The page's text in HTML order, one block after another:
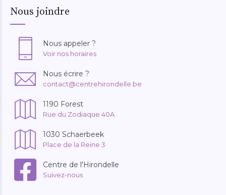
Nous joindre
Nous appeler ?
Voir nos horaires
Nous écrire ?
contact@centrehirondelle.be
1190 Forest
Rue du Zodiaque 40A
1030 Schaerbeek
Place de la Reine 3
Centre de l'Hirondelle
Suivez-nous